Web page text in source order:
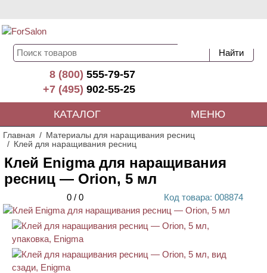
8 (800)555-79-57
+7 (495)902-55-25
КАТАЛОГ МЕНЮ
Главная
Материалы для наращивания ресниц
Клей для наращивания ресниц
Клей Enigma для наращивания
ресниц — Orion, 5 мл
0 / 0 Код товара: 008874